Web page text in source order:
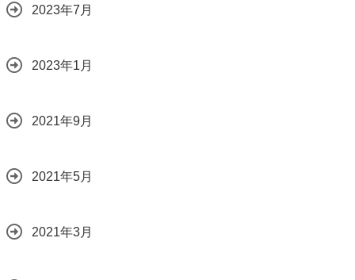
2023年7月
2023年1月
2021年9月
2021年5月
2021年3月